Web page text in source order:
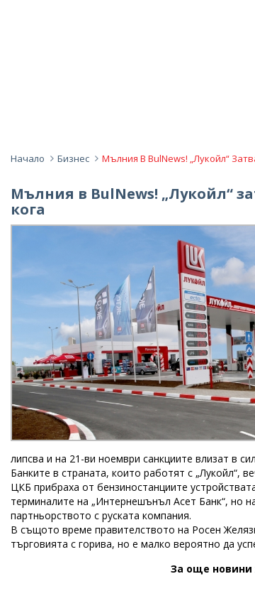
Начало Бизнес Мълния В BulNews! „Лукойл“
Мълния в BulNews! „Лукойл“
кога
липсва и на 21-ви ноември санкциите влизат в
Банките в страната, които работят с „Лукойл“,
ЦКБ прибраха от бензиностанциите
терминалите на „Интернешънъл Асет Банк“, но
партньорството с руската компания.
В същото време правителството на Росен
търговията с горива, но е малко вероятно да
За още новини